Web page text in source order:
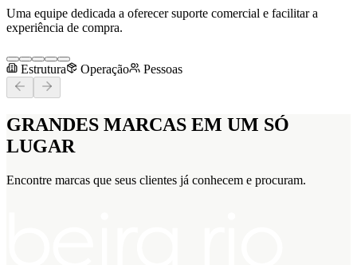
Uma equipe dedicada a oferecer suporte comercial e facilitar a
experiência de compra.
Estrutura Operação Pessoas
GRANDES MARCAS EM UM SÓ
LUGAR
Encontre marcas que seus clientes já conhecem e procuram.